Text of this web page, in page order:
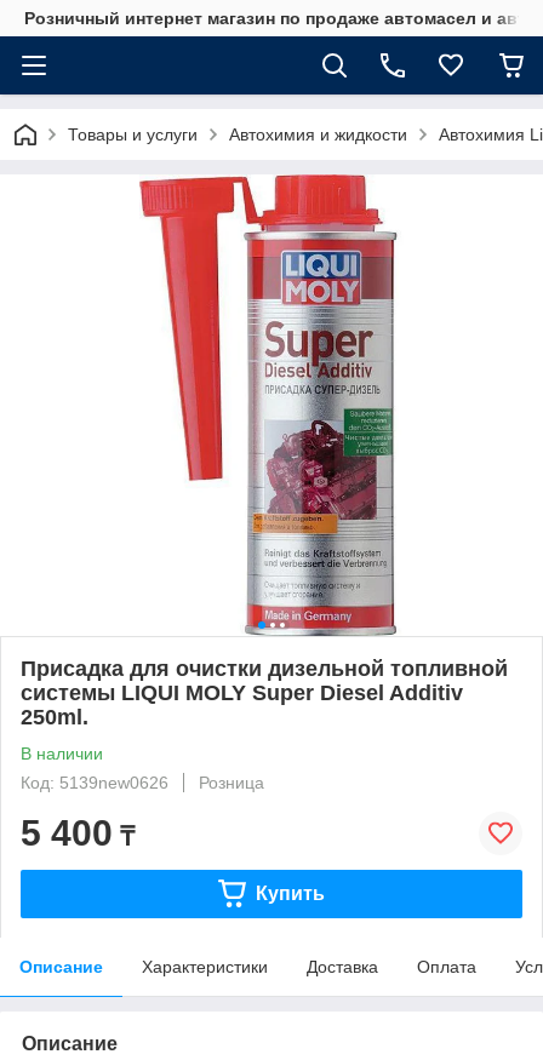
Розничный интернет магазин по продаже автомасел и
Товары и услуги Автохимия и жидкости Автохимия
Присадка для очистки дизельной топливной
системы LIQUI MOLY Super Diesel Additiv
250ml.
В наличии
Код: 5139new0626
Розница
5 400 ₸
Купить
Описание Характеристики Доставка Оплата
Описание